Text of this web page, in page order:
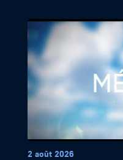
2 août 2026